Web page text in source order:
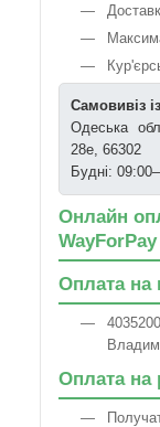
Самовивіз
Одеська
28е, 66302
Будні:
Онлайн
Оплата на
Оплата на